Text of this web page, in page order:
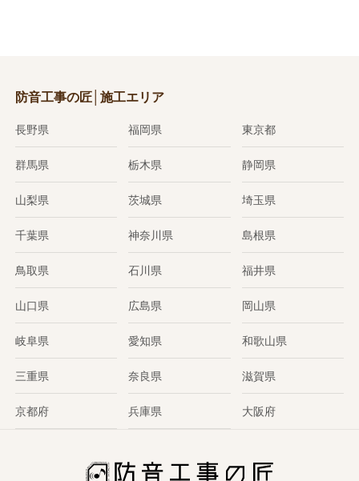
防音工事の匠│施工エリア
長野県 福岡県 東京都
群馬県 栃木県 静岡県
山梨県 茨城県 埼玉県
千葉県 神奈川県 島根県
鳥取県 石川県 福井県
山口県 広島県 岡山県
岐阜県 愛知県 和歌山県
三重県 奈良県 滋賀県
京都府 兵庫県 大阪府